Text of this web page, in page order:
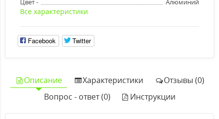
Цвет -
Алюминий
Все характеристики
Facebook Twitter
Описание Характеристики
Отзывы (0)
Вопрос - ответ (0)
Инструкции